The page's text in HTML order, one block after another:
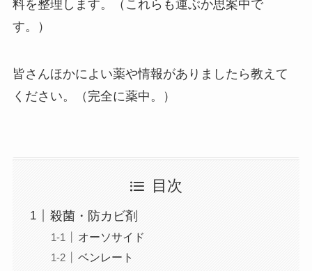
料を整理します。（これらも運ぶか思案中で
す。）
皆さんほかによい薬や情報がありましたら教えて
ください。（完全に薬中。）
目次
殺菌・防カビ剤
オーソサイド
ベンレート